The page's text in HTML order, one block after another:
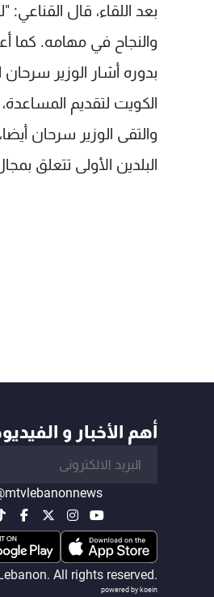
بعد اللقاء، قال
والنجاح في مهامه. كما
بدوره أشار الوزير
الكويت لتقديم
والتقى الوزير سرحان
البلدين الأولى تتعلق
أهم الأخبار و
All rights reserved.
powered by koein